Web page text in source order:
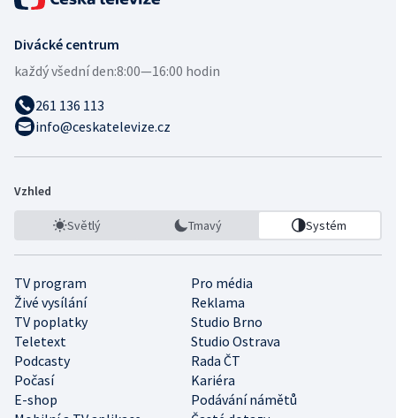
Divácké centrum
každý všední den:8:00—16:00 hodin
261 136 113
info@ceskatelevize.cz
Vzhled
Světlý Tmavý Systém
TV program
Pro média
Živé vysílání
Reklama
TV poplatky
Studio Brno
Teletext
Studio Ostrava
Podcasty
Rada ČT
Počasí
Kariéra
E-shop
Podávání námětů